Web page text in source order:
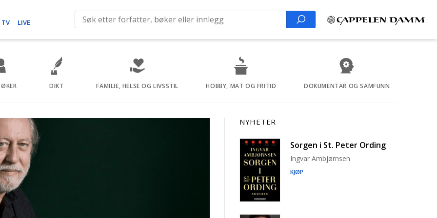
TV LIVE
e
Search
DIKT FAMILIE, HELSE OG LIVSSTIL HOBBY, MAT OG FRITID DOKUMENTAR OG SAMFUNN
NYHETER
Sorgen i St. Peter Ording
Ingvar Ambjørnsen
KJØP